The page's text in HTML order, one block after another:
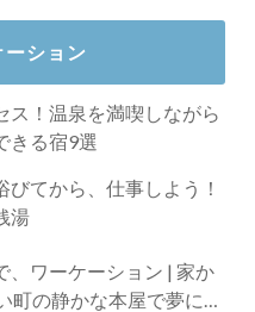
ーション
ス！温泉を満喫しながら
きる宿9選
びてから、仕事しよう！
湯
、ワーケーション | 家か
町の静かな本屋で夢に近